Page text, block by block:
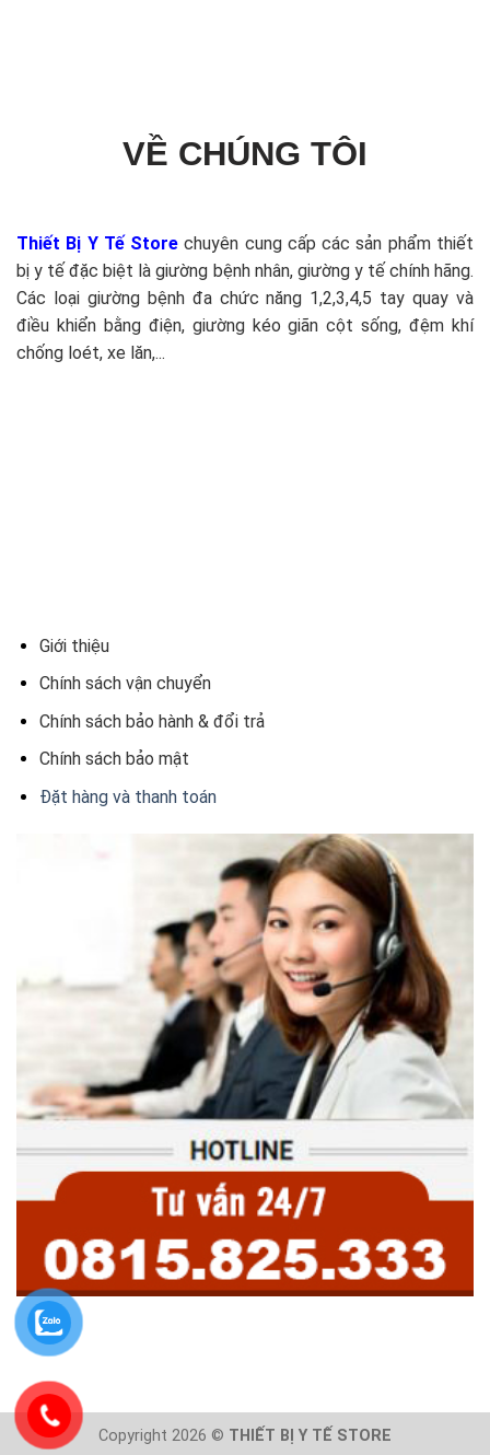
VỀ CHÚNG TÔI
Thiết Bị Y Tế Store chuyên cung cấp các sản phẩm thiết
bị y tế đặc biệt là giường bệnh nhân, giường y tế chính hãng.
Các loại giường bệnh đa chức năng 1,2,3,4,5 tay quay và
điều khiển bằng điện, giường kéo giãn cột sống, đệm khí
chống loét, xe lăn,...
Giới thiệu
Chính sách vận chuyển
Chính sách bảo hành & đổi trả
Chính sách bảo mật
Đặt hàng và thanh toán
Copyright 2026 © THIẾT BỊ Y TẾ STORE